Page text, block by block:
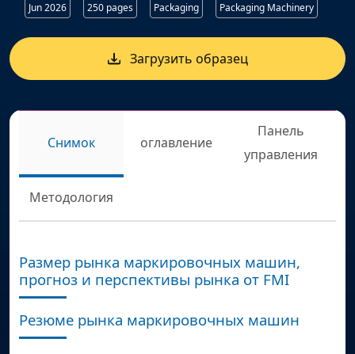
Jun 2026 250 pages Packaging Packaging Machinery
Загрузить образец
Снимок оглавление
Панель
управления
Методология
Размер рынка маркировочных машин,
прогноз и перспективы рынка от FMI
Резюме рынка маркировочных машин